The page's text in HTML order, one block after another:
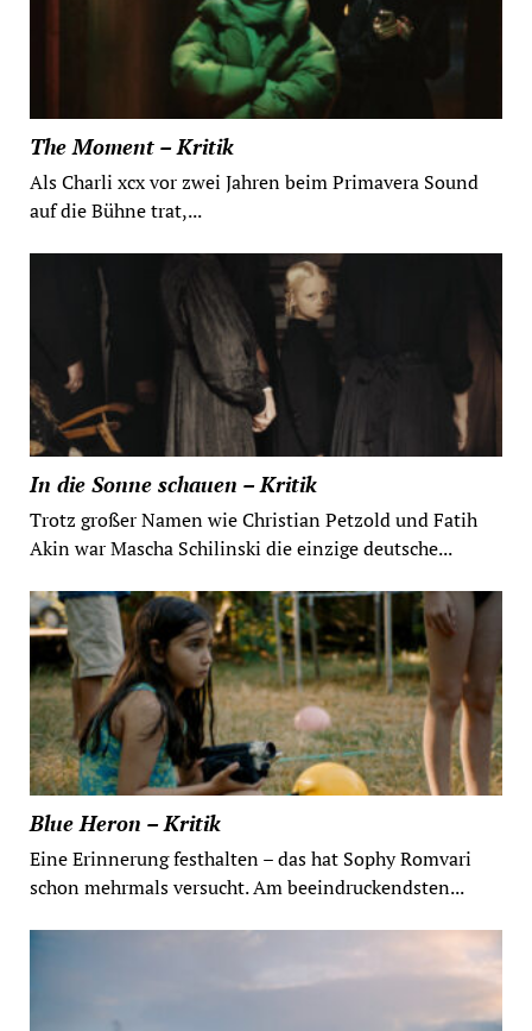
The Moment – Kritik
Als Charli xcx vor zwei Jahren beim Primavera Sound
auf die Bühne trat,...
In die Sonne schauen – Kritik
Trotz großer Namen wie Christian Petzold und Fatih
Akin war Mascha Schilinski die einzige deutsche...
Blue Heron – Kritik
Eine Erinnerung festhalten – das hat Sophy Romvari
schon mehrmals versucht. Am beeindruckendsten...